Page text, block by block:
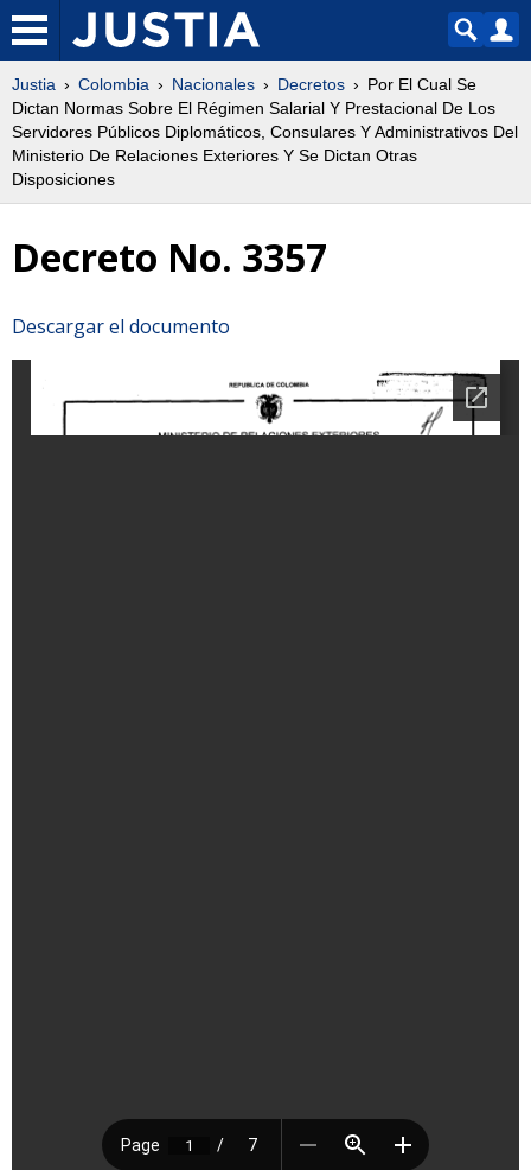
Justia Colombia Nacionales Decretos
Por El Cual Se
Dictan Normas Sobre El Régimen Salarial Y Prestacional De Los
Servidores Públicos Diplomáticos, Consulares Y Administrativos Del
Ministerio De Relaciones Exteriores Y Se Dictan Otras
Disposiciones
Decreto No. 3357
Descargar el documento